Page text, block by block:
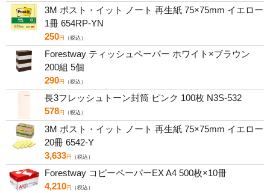
3M ポスト・イット ノート 再生紙 75×75mm イエロー
1冊 654RP-YN
250円 （税込）
Forestway ティッシュペーパー ホワイト×ブラウン
200組 5個
290円 （税込）
長3フレッシュトーン封筒 ピンク 100枚 N3S-532
578円 （税込）
3M ポスト・イット ノート 再生紙 75×75mm イエロー
20冊 6542-Y
3,633円 （税込）
Forestway コピーペーパーEX A4 500枚×10冊
4,210円 （税込）